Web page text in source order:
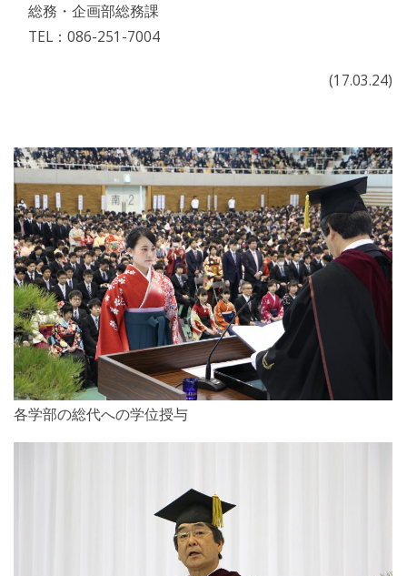
総務・企画部総務課
TEL：086-251-7004
(17.03.24)
各学部の総代への学位授与